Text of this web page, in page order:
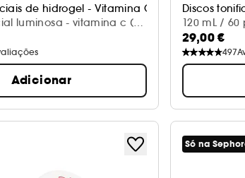
de hidrogel - Vitamina C ou Péptidos
luminosa - vitamina c (1
Adicionar
Discos
120 mL /
29,00 €
497
Só na